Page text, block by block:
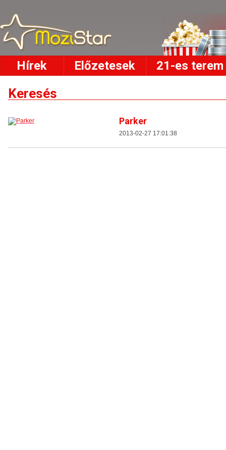
Hírek Előzetesek 21-es terem
Keresés
Parker
2013-02-27 17:01:38